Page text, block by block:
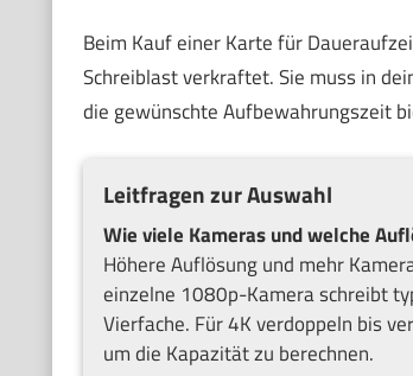
Beim Kauf einer Karte für
Schreiblast verkraftet. Sie muss in
die gewünschte Aufbewahrungszeit
Leitfragen zur Auswahl
Wie viele Kameras und welche
Höhere Auflösung und mehr
einzelne 1080p-Kamera schreibt
Vierfache. Für 4K verdoppeln bis
um die Kapazität zu berechnen.